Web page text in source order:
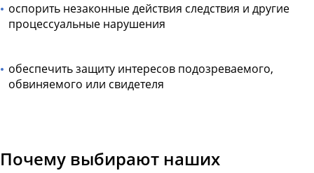
оспорить незаконные действия следствия и другие
процессуальные нарушения
обеспечить защиту интересов подозреваемого,
обвиняемого или свидетеля
Почему выбирают наших